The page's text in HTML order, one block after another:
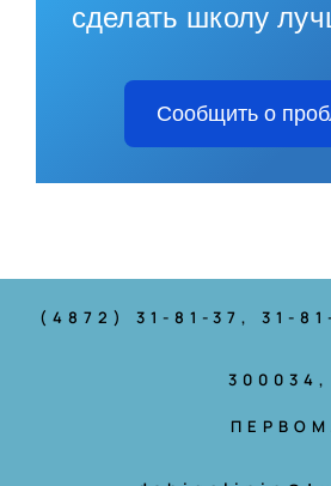
сделать школу
Сообщить о
(4872) 31-81-37, 31-